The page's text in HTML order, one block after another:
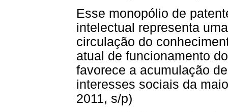
Esse monopólio de
intelectual representa
circulação do
atual de funcionamento
favorece a acumulação
interesses sociais da
2011, s/p)